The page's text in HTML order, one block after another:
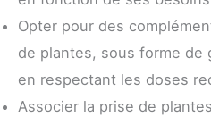
Opter pour des
de plantes, sous forme de
en respectant les doses
Associer la prise de